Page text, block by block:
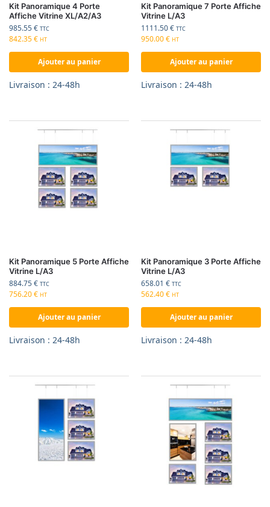
Kit Panoramique 4 Porte
Affiche Vitrine XL/A2/A3
985.55€ TTC
842.35€ HT
Ajouter au panier
Livraison : 24-48h
Kit Panoramique 7 Porte Affiche
Vitrine L/A3
1111.50€ TTC
950.00€ HT
Ajouter au panier
Livraison : 24-48h
Kit Panoramique 5 Porte Affiche
Vitrine L/A3
884.75€ TTC
756.20€ HT
Ajouter au panier
Livraison : 24-48h
Kit Panoramique 3 Porte Affiche
Vitrine L/A3
658.01 € TTC
562.40€ HT
Ajouter au panier
Livraison : 24-48h